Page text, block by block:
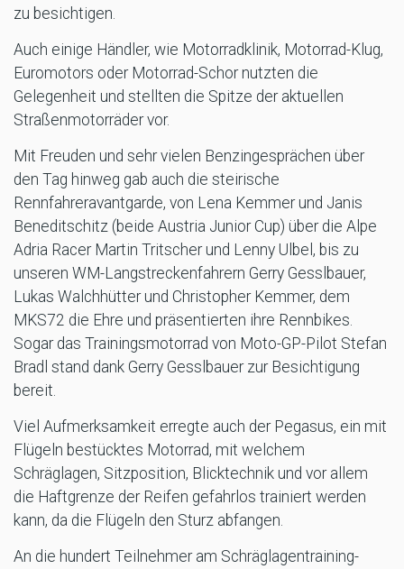
zu besichtigen.
Auch einige Händler, wie Motorradklinik, Motorrad-Klug,
Euromotors oder Motorrad-Schor nutzten die
Gelegenheit und stellten die Spitze der aktuellen
Straßenmotorräder vor.
Mit Freuden und sehr vielen Benzingesprächen über
den Tag hinweg gab auch die steirische
Rennfahreravantgarde, von Lena Kemmer und Janis
Beneditschitz (beide Austria Junior Cup) über die Alpe
Adria Racer Martin Tritscher und Lenny Ulbel, bis zu
unseren WM-Langstreckenfahrern Gerry Gesslbauer,
Lukas Walchhütter und Christopher Kemmer, dem
MKS72 die Ehre und präsentierten ihre Rennbikes.
Sogar das Trainingsmotorrad von Moto-GP-Pilot Stefan
Bradl stand dank Gerry Gesslbauer zur Besichtigung
bereit.
Viel Aufmerksamkeit erregte auch der Pegasus, ein mit
Flügeln bestücktes Motorrad, mit welchem
Schräglagen, Sitzposition, Blicktechnik und vor allem
die Haftgrenze der Reifen gefahrlos trainiert werden
kann, da die Flügeln den Sturz abfangen.
An die hundert Teilnehmer am Schräglagentraining-